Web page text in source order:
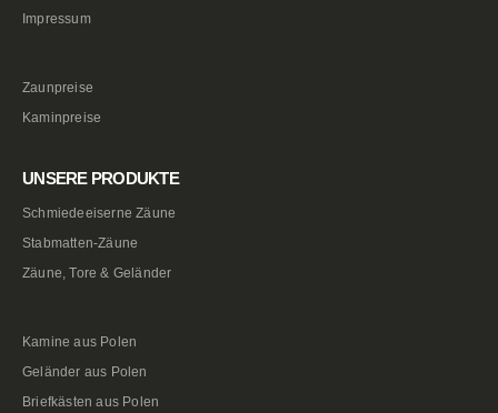
Impressum
Zaunpreise
Kaminpreise
UNSERE PRODUKTE
Schmiedeeiserne Zäune
Stabmatten-Zäune
Zäune, Tore & Geländer
Kamine aus Polen
Geländer aus Polen
Briefkästen aus Polen